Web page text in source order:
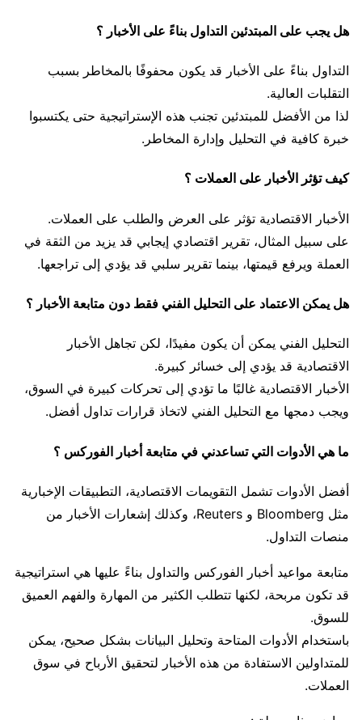
هل يجب على المبتدئين التداول بناءً على الأخبار ؟
التداول بناءً على الأخبار قد يكون محفوفًا بالمخاطر بسبب
التقلبات العالية.
لذا من الأفضل للمبتدئين تجنب هذه الإستراتيجية حتى يكتسبوا
خبرة كافية في التحليل وإدارة المخاطر.
كيف تؤثر الأخبار على العملات ؟
الأخبار الاقتصادية تؤثر على العرض والطلب على العملات.
على سبيل المثال، تقرير اقتصادي إيجابي قد يزيد من الثقة في
العملة ويرفع قيمتها، بينما تقرير سلبي قد يؤدي إلى تراجعها.
هل يمكن الاعتماد على التحليل الفني فقط دون متابعة الأخبار ؟
التحليل الفني يمكن أن يكون مفيدًا، لكن تجاهل الأخبار
الاقتصادية قد يؤدي إلى خسائر كبيرة.
الأخبار الاقتصادية غالبًا ما تؤدي إلى تحركات كبيرة في السوق،
ويجب دمجها مع التحليل الفني لاتخاذ قرارات تداول أفضل.
ما هي الأدوات التي تساعدني في متابعة أخبار الفوركس ؟
أفضل الأدوات تشمل التقويمات الاقتصادية، التطبيقات الإخبارية
مثل Bloomberg و Reuters، وكذلك إشعارات الأخبار من
منصات التداول.
متابعة مواعيد أخبار الفوركس والتداول بناءً عليها هي استراتيجية
قد تكون مربحة، لكنها تتطلب الكثير من المهارة والفهم العميق
للسوق.
باستخدام الأدوات المتاحة وتحليل البيانات بشكل صحيح، يمكن
للمتداولين الاستفادة من هذه الأخبار لتحقيق الأرباح في سوق
العملات.